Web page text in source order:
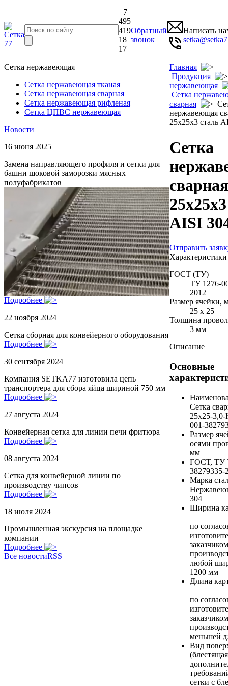
+7
495
419
18
17
Обратный
звонок
Написать
Сетка нержавеющая
Сетка нержавеющая тканая
Сетка нержавеющая сварная
Сетка нержавеющая рифленая
Сетка ЦПВС нержавеющая
Новости
16 июня 2025
Замена направляющего профиля и сетки для
башни шоковой заморозки мясных
полуфабрикатов
Подробнее
22 ноября 2024
Сетка сборная для конвейерного оборудования
Подробнее
30 сентября 2024
Компания SETKA77 изготовила цепь
транспортера для сбора яйца шириной 750 мм
Подробнее
27 августа 2024
Конвейерная сетка для линии печи фритюра
Подробнее
08 августа 2024
Сетка для конвейерной линии по
производству чипсов
Подробнее
18 июля 2024
Промышленная экскурсия на площадке
компании
Подробнее
Все новостиRSS
Главная
Продукция
нержавеющая
Сетка
сварная
нержавеющая
25х25х3 сталь
Сетка
сварная
AISI
Отправить
Характеристики
ГОСТ (ТУ)
ТУ 1276-
2012
Размер ячейки,
25 х 25
Толщина
3 мм
Описание
Основные
Сетка
25х25-
001-
Размер
осями
мм
ГОСТ, ТУ
38279335-
Марка
304
Ширина
по
любой
1200 мм
Длина
по
меньшей
Вид
сетки с